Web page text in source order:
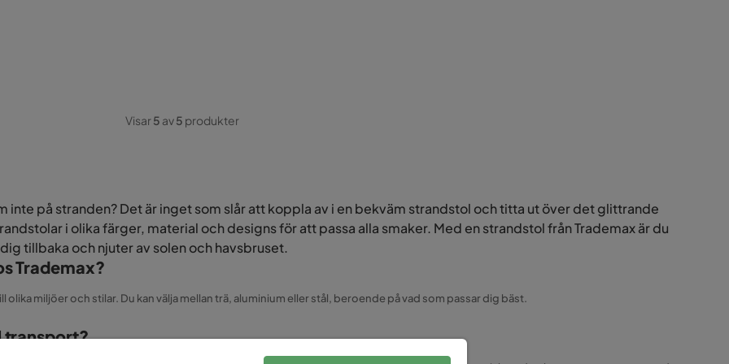
Visar5 av5 produkter
inte på stranden? Det är inget som slår att koppla av i en bekväm strandstol och titta ut över det glittrande
i olika färger, material och designs för att passa alla smaker. Med en strandstol från Trademax är du
tillbaka och njuter av solen och havsbruset.
Trademax?
miljöer och stilar. Du kan välja mellan trä, aluminium eller stål, beroende på vad som passar dig bäst.
transport?